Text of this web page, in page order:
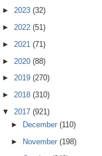
► 2023 (32)
► 2022 (51)
► 2021 (71)
► 2020 (88)
► 2019 (270)
► 2018 (310)
▼ 2017 (921)
►
December(110)
►
November(198)